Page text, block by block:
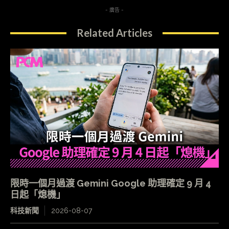
- 廣告 -
Related Articles
限時一個月過渡 Gemini Google 助理確定 9 月 4
日起「熄機」
科技新聞 2026-08-07